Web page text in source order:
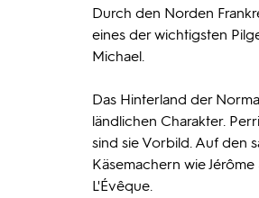
Durch den Norden
eines der wichtigsten
Michael.
Das Hinterland der
ländlichen Charakter.
sind sie Vorbild. Auf den
Käsemachern wie
L'Évêque.